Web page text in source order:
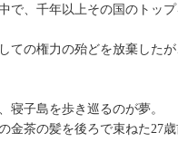
で、千年以上その国のトップ
ての権力の殆どを放棄した
寝子島を歩き巡るのが夢。
金茶の髪を後ろで束ねた27歳